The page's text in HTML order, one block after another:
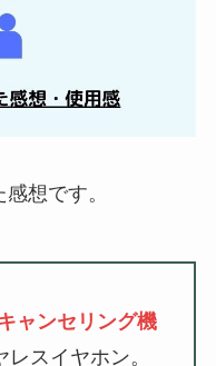
想です。
ャンセリング機
スイヤホン。